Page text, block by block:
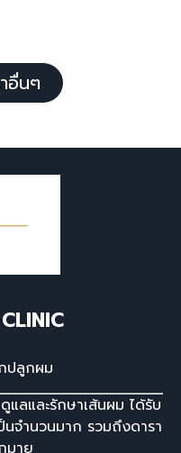
อื่นๆ
ปลูกผม
แลและรักษาเส้นผม ได้รับ
นจํานวนมาก รวมถึงดารา
มาย